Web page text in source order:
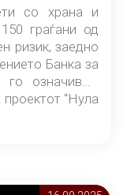
со храна и
граѓани од
ризик, заедно
Банка за
означивме
“Нула